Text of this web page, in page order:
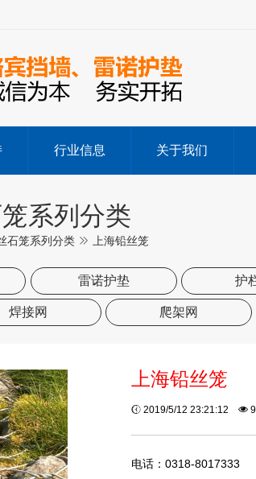
行业信息 关于我们
系列分类
石笼系列分类 上海铅丝笼
雷诺护垫 护
焊接网 爬架网
上海铅丝笼
2019/5/12 23:21:12
电话：0318-8017333